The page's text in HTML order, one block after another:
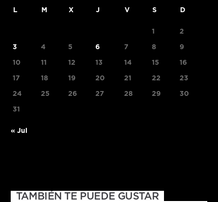
L M X J V S D
1 2
3 4 5 6 7 8 9
10 11 12 13 14 15 16
17 18 19 20 21 22 23
24 25 26 27 28 29 30
31
« Jul
TAMBIÉN TE PUEDE GUSTAR